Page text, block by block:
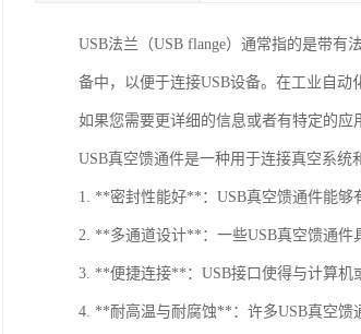
USB法兰（USB flange）通常指的是带
备中，以便于连接USB设备。在工业自动
如果您需要更详细的信息或者有特定的应
USB真空馈通件是一种用于连接真空系统
1. **密封性能好**：USB真空馈通件能够
2. **多通道设计**：一些USB真空馈通件
3. **便捷连接**：USB接口使得与计算机
4. **耐高温与耐腐蚀**：许多USB真空馈